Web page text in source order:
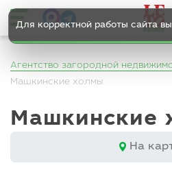
Для корректной работы сайта
Агентство загородной
Машкинские холмы
Машкинские
На